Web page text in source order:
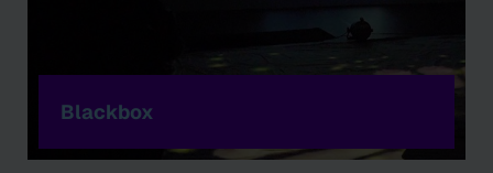
Blackbox